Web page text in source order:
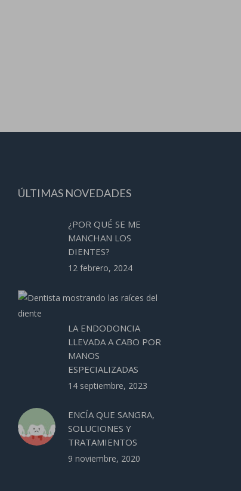
ÚLTIMAS NOVEDADES
¿POR QUÉ SE ME
MANCHAN LOS
DIENTES?
12 febrero, 2024
LA ENDODONCIA
LLEVADA A CABO POR
MANOS
ESPECIALIZADAS
14 septiembre, 2023
ENCÍA QUE SANGRA,
SOLUCIONES Y
TRATAMIENTOS
9 noviembre, 2020